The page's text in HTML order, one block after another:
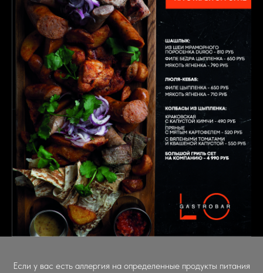
Если у вас есть аллергия на определенные продукты питания